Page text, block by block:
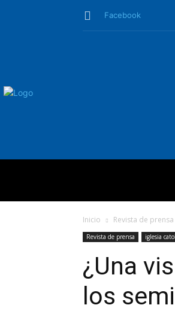
Facebook
Inicio Revista de prensa
Revista de prensa iglesia
¿Una
los